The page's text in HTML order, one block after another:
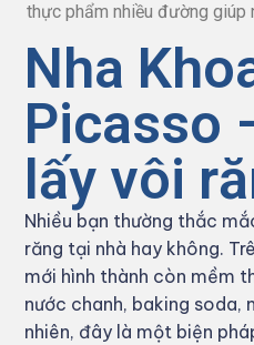
thực phẩm nhiều đường giúp
Nha
Picasso
lấy vôi
Nhiều bạn thường thắc
răng tại nhà hay không.
mới hình thành còn mềm
nước chanh, baking soda,
nhiên, đây là một biện